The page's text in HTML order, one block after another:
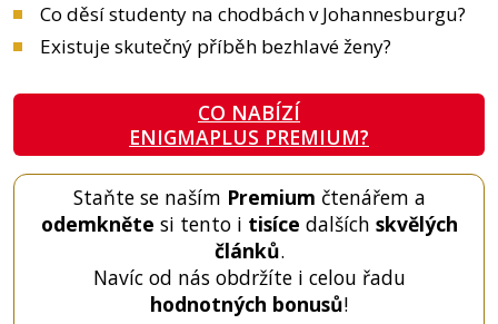
Co děsí studenty na chodbách v Johannesburgu?
Existuje skutečný příběh bezhlavé ženy?
CO NABÍZÍ
ENIGMAPLUS PREMIUM?
Staňte se naším Premium čtenářem a
odemkněte si tento i tisíce dalších skvělých
článků.
Navíc od nás obdržíte i celou řadu
hodnotných bonusů!